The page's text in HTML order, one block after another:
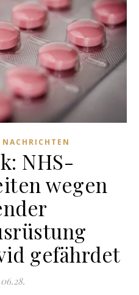
NACHRICHTEN
NHS-
wegen
gefährdet